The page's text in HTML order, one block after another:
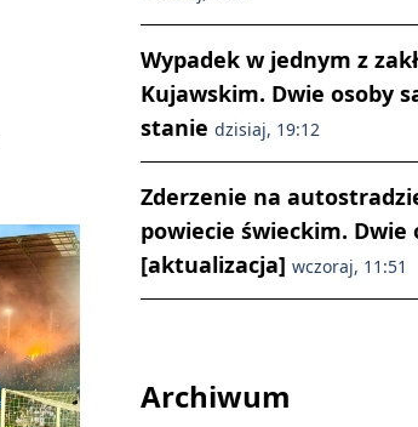
Wypadek w jednym z
Kujawskim. Dwie osoby
stanie dzisiaj, 19:12
Zderzenie na
powiecie świeckim. Dwie
[aktualizacja] wczoraj, 11:51
Archiwum